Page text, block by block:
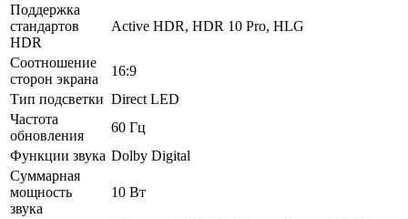
Поддержка
стандартов
HDR
Active HDR, HDR 10 Pro, HLG
Соотношение
сторон экрана
16:9
Тип подсветки Direct LED
Частота
обновления
60 Гц
Функции звука Dolby Digital
Суммарная
мощность
звука
10 Вт